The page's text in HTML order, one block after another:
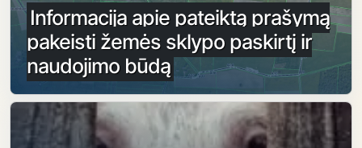
Informacija apie pateiktą prašymą
pakeisti žemės sklypo paskirtį ir
naudojimo būdą